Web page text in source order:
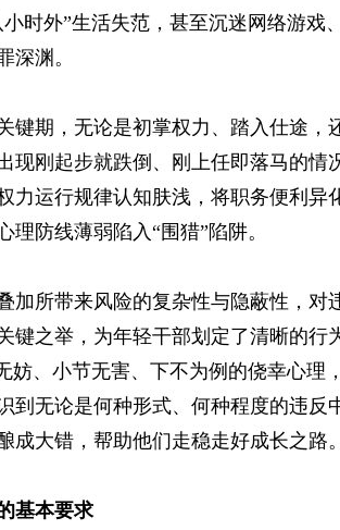
时外”生活失范，甚至沉迷网络游戏
深渊。
期，无论是初掌权力、踏入仕途，
刚起步就跌倒、刚上任即落马的情
运行规律认知肤浅，将职务便利异
防线薄弱陷入“围猎”陷阱。
所带来风险的复杂性与隐蔽性，
之举，为年轻干部划定了清晰的行
、小节无害、下不为例的侥幸心理
无论是何种形式、何种程度的违
大错，帮助他们走稳走好成长之路。
基本要求